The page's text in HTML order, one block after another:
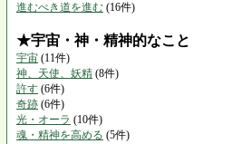
進むべき道を進む (16件)
★宇宙・神・精神的なこと
宇宙 (11件)
神、天使、妖精 (8件)
許す (6件)
奇跡 (6件)
光・オーラ (10件)
魂・精神を高める (5件)